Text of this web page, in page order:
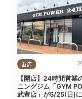
お店
【開店】24時間営業
ニングジム「GYM
武豊店」が5/25(日)